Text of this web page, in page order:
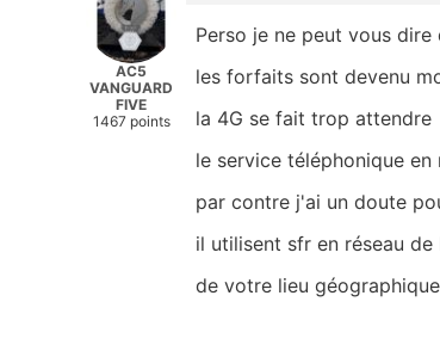
AC5
VANGUARD
FIVE
1467 points
Perso je ne peut vous
les forfaits sont devenu
la 4G se fait trop attendre
le service téléphonique
par contre j'ai un doute
il utilisent sfr en réseau
de votre lieu géographique